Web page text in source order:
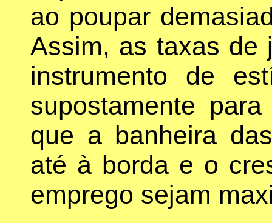
ao poupar
Assim, as taxas de
instrumento de
supostamente
que a banheira
até à borda e o
emprego sejam